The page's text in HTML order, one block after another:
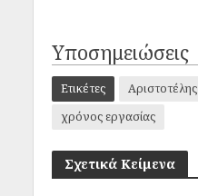
Υποσημειώσεις
Ετικέτες Αριστοτέλης
χρόνος εργασίας
Σχετικά Κείμενα